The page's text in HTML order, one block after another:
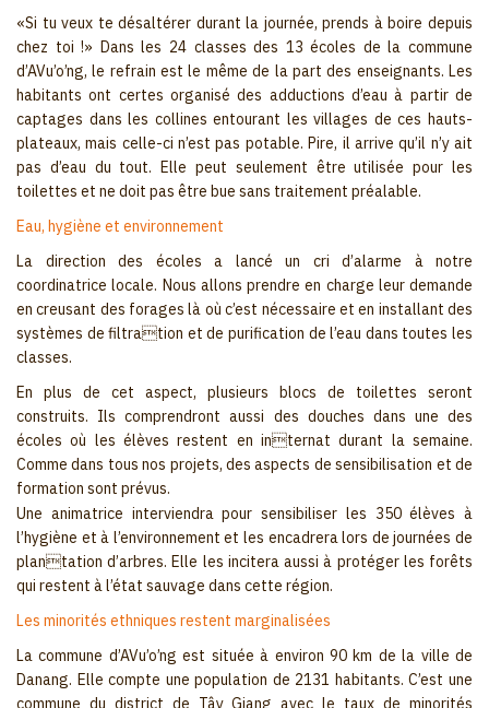
«Si tu veux te désaltérer durant la journée, prends à boire depuis
chez toi !» Dans les 24 classes des 13 écoles de la commune
d’AVu’o’ng, le refrain est le même de la part des enseignants. Les
habitants ont certes organisé des adductions d’eau à partir de
captages dans les collines entourant les villages de ces hauts-
plateaux, mais celle-ci n’est pas potable. Pire, il arrive qu’il n’y ait
pas d’eau du tout. Elle peut seulement être utilisée pour les
toilettes et ne doit pas être bue sans traitement préalable.
Eau, hygiène et environnement
La direction des écoles a lancé un cri d’alarme à notre
coordinatrice locale. Nous allons prendre en charge leur demande
en creusant des forages là où c’est nécessaire et en installant des
systèmes de filtration et de purification de l’eau dans toutes les
classes.
En plus de cet aspect, plusieurs blocs de toilettes seront
construits. Ils comprendront aussi des douches dans une des
écoles où les élèves restent en internat durant la semaine.
Comme dans tous nos projets, des aspects de sensibilisation et de
formation sont prévus.
Une animatrice interviendra pour sensibiliser les 350 élèves à
l’hygiène et à l’environnement et les encadrera lors de journées de
plantation d’arbres. Elle les incitera aussi à protéger les forêts
qui restent à l’état sauvage dans cette région.
Les minorités ethniques restent marginalisées
La commune d’AVu’o’ng est située à environ 90 km de la ville de
Danang. Elle compte une population de 2131 habitants. C’est une
commune du district de Tây Giang avec le taux de minorités